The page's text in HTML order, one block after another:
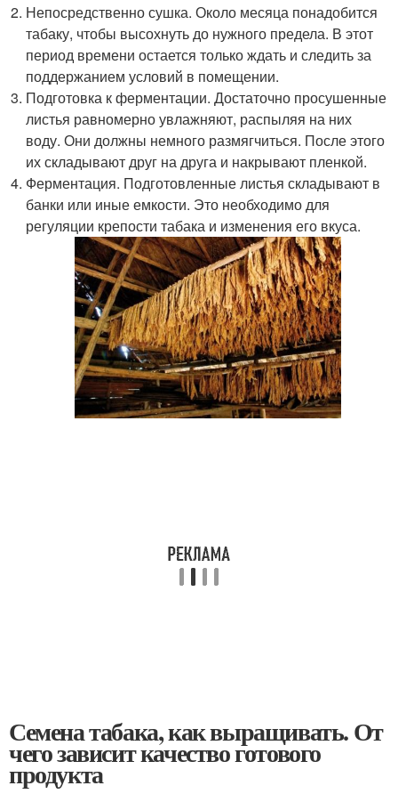
Непосредственно сушка. Около месяца понадобится
табаку, чтобы высохнуть до нужного предела. В этот
период времени остается только ждать и следить за
поддержанием условий в помещении.
Подготовка к ферментации. Достаточно просушенные
листья равномерно увлажняют, распыляя на них
воду. Они должны немного размягчиться. После этого
их складывают друг на друга и накрывают пленкой.
Ферментация. Подготовленные листья складывают в
банки или иные емкости. Это необходимо для
регуляции крепости табака и изменения его вкуса.
Семена табака, как выращивать. От
чего зависит качество готового
продукта